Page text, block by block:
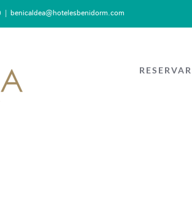
| benicaldea@hotelesbenidorm.com
RESERVAR